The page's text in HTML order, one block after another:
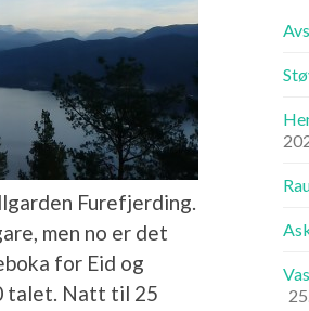
Furefjerding.
men no er det
for Eid og
talet. Natt til 25